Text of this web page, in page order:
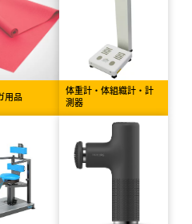
用品
体重計・体組織計・計
測器